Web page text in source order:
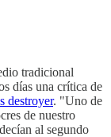
tradicional
días una crítica de
destroyer. "Uno de
de nuestro
al segundo